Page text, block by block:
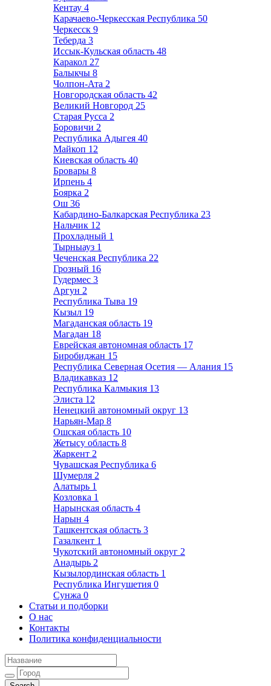
Кентау 4
Карачаево-Черкесская Республика 50
Черкесск 9
Теберда 3
Иссык-Кульская область 48
Каракол 27
Балыкчы 8
Чолпон-Ата 2
Новгородская область 42
Великий Новгород 25
Старая Русса 2
Боровичи 2
Республика Адыгея 40
Майкоп 12
Киевская область 40
Бровары 8
Ирпень 4
Боярка 2
Ош 36
Кабардино-Балкарская Республика 23
Нальчик 12
Прохладный 1
Тырныауз 1
Чеченская Республика 22
Грозный 16
Гудермес 3
Аргун 2
Республика Тыва 19
Кызыл 19
Магаданская область 19
Магадан 18
Еврейская автономная область 17
Биробиджан 15
Республика Северная Осетия — Алания 15
Владикавказ 12
Республика Калмыкия 13
Элиста 12
Ненецкий автономный округ 13
Нарьян-Мар 8
Ошская область 10
Жетысу область 8
Жаркент 2
Чувашская Республика 6
Шумерля 2
Алатырь 1
Козловка 1
Нарынская область 4
Нарын 4
Ташкентская область 3
Газалкент 1
Чукотский автономный округ 2
Анадырь 2
Кызылординская область 1
Республика Ингушетия 0
Сунжа 0
Статьи и подборки
О нас
Контакты
Политика конфиденциальности